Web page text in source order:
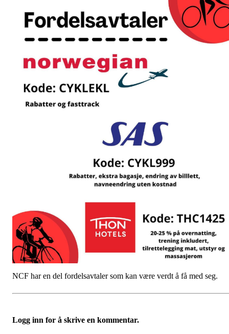
NCF har en del fordelsavtaler som kan være verdt å få med seg.
Logg inn for å skrive en kommentar.